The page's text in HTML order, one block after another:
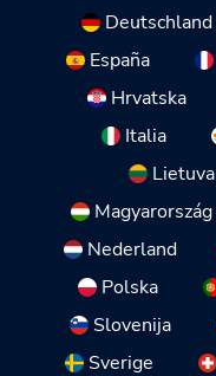
Deutschland
España
Hrvatska
Italia
Lietuva
Magyarország
Nederland
Polska
Slovenija
Sverige